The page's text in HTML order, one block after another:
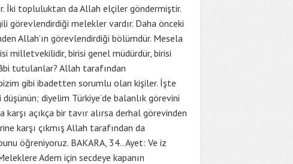
İki topluluktan da Allah elçiler göndermiştir.
görevlendirdiği melekler vardır. Daha önceki
Allah’ın görevlendirdiği bölümdür. Mesela
milletvekilidir, birisi genel müdürdür, birisi
tutulanlar? Allah tarafından
gibi ibadetten sorumlu olan kişiler. İşte
diyelim Türkiye’de balanlık görevini
açıkça bir tavır alırsa derhal görevinden
karşı çıkmış Allah tarafından da
öğreniyoruz. BAKARA, 34.. Ayet: Ve iz
Adem için secdeye kapanın